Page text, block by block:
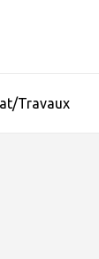
Travaux